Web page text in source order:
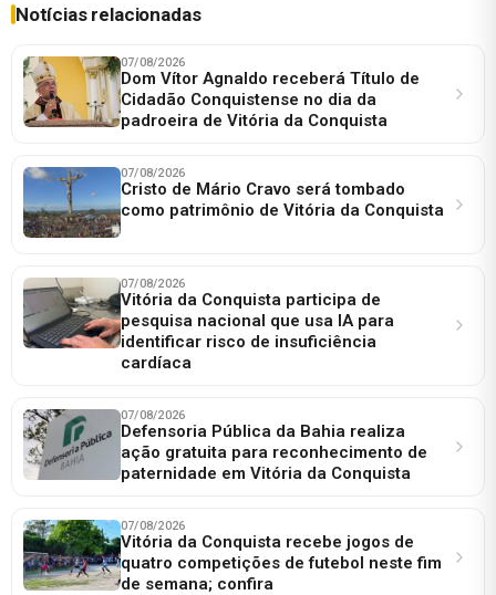
Notícias relacionadas
07/08/2026
Dom Vítor Agnaldo receberá Título de
Cidadão Conquistense no dia da
padroeira de Vitória da Conquista
07/08/2026
Cristo de Mário Cravo será tombado
como patrimônio de Vitória da Conquista
07/08/2026
Vitória da Conquista participa de
pesquisa nacional que usa IA para
identificar risco de insuficiência
cardíaca
07/08/2026
Defensoria Pública da Bahia realiza
ação gratuita para reconhecimento de
paternidade em Vitória da Conquista
07/08/2026
Vitória da Conquista recebe jogos de
quatro competições de futebol neste fim
de semana; confira